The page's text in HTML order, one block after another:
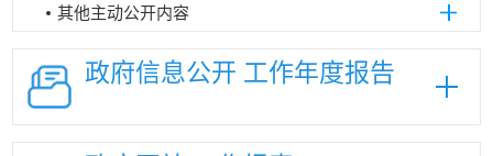
其他主动公开内容
政府信息公开 工作年度报告